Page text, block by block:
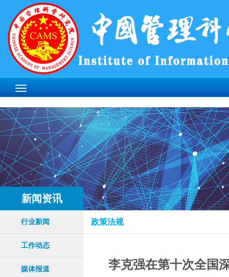
新闻资讯
行业新闻
工作动态
媒体报道
政策法规
李克强在第十次全国